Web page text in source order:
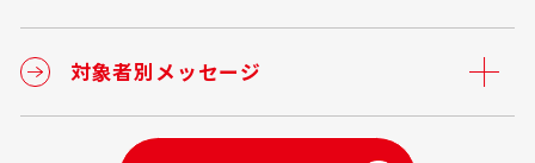
対象者別メッセージ